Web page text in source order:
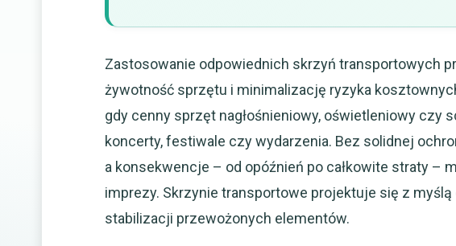
Zastosowanie odpowiednich skrzyń transportowych
żywotność sprzętu i minimalizację ryzyka
gdy cenny sprzęt nagłośnieniowy, oświetleniowy czy
koncerty, festiwale czy wydarzenia. Bez solidnej
a konsekwencje – od opóźnień po całkowite straty –
imprezy. Skrzynie transportowe projektuje się z
stabilizacji przewożonych elementów.